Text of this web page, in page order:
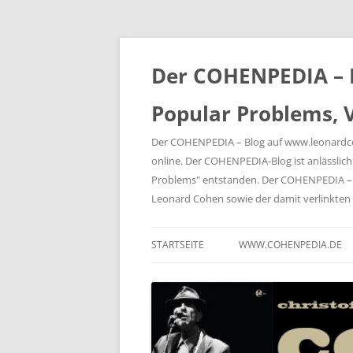
Der COHENPEDIA
Popular Problems,
Der COHENPEDIA – Blog auf
online. Der COHENPEDIA-Blog ist
Problems" entstanden. Der
Leonard Cohen sowie der damit verlinkten
STARTSEITE WWW.COHENPEDIA.DE